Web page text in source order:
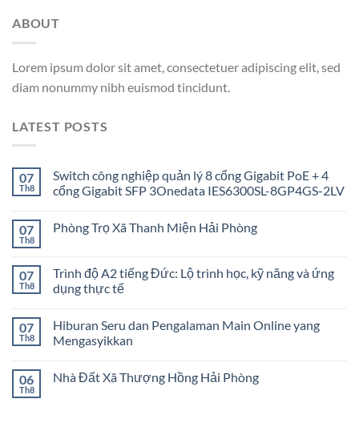
ABOUT
Lorem ipsum dolor sit amet, consectetuer adipiscing elit, sed
diam nonummy nibh euismod tincidunt.
LATEST POSTS
07
Th8
Switch công nghiệp quản lý 8 cổng Gigabit PoE + 4
cổng Gigabit SFP 3Onedata IES6300SL-8GP4GS-2LV
07
Th8
Phòng Trọ Xã Thanh Miện Hải Phòng
07
Th8
Trình độ A2 tiếng Đức: Lộ trình học, kỹ năng và ứng
dụng thực tế
07
Th8
Hiburan Seru dan Pengalaman Main Online yang
Mengasyikkan
06
Th8
Nhà Đất Xã Thượng Hồng Hải Phòng